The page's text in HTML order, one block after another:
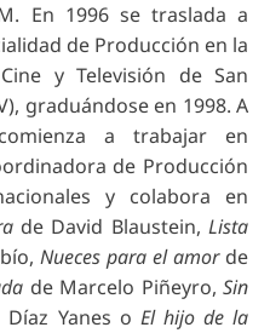
En 1996 se traslada a
de Producción en la
y Televisión de San
graduándose en 1998. A
a trabajar en
de Producción
y colabora en
de David Blaustein,Lista
Nueces para el amorde
de Marcelo Piñeyro,Sin
Yanes o El hijo de la